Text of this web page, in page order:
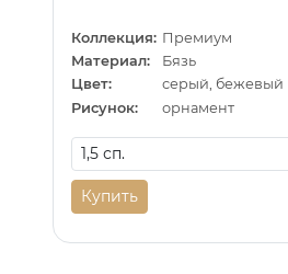
Коллекция: Премиум
Материал:
Бязь
Цвет:
серый, бежевый
Рисунок:
орнамент
Купить